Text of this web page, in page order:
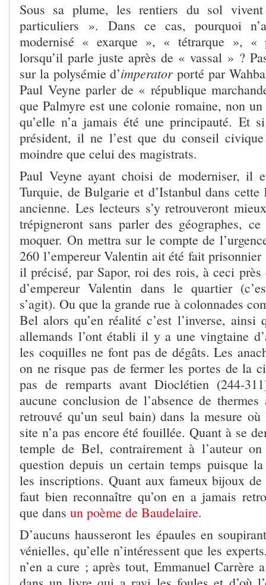
Sous sa plume, les rentiers du sol
particuliers ». Dans ce cas, pourquoi
modernisé « exarque », « tétrarque », «
lorsqu’il parle juste après de « vassal » ?
sur la polysémie d’imperator porté par
Paul Veyne parler de « république
que Palmyre est une colonie romaine, non
qu’elle n’a jamais été une principauté. Et
président, il ne l’est que du conseil
moindre que celui des magistrats.
Paul Veyne ayant choisi de moderniser, il
Turquie, de Bulgarie et d’Istanbul dans
ancienne. Les lecteurs s’y retrouveront
trépigneront sans parler des géographes,
moquer. On mettra sur le compte de
260 l’empereur Valentin ait été fait prisonnier
il précisé, par Sapor, roi des rois, à ceci près
d’empereur Valentin dans le quartier
s’agit). Ou que la grande rue à colonnades
Bel alors qu’en réalité c’est l’inverse, ainsi
allemands l’ont établi il y a une vingtaine
les coquilles ne font pas de dégâts. Les
on ne risque pas de fermer les portes de la
pas de remparts avant Dioclétien (244-
aucune conclusion de l’absence de
retrouvé qu’un seul bain) dans la mesure
site n’a pas encore été fouillée. Quant à se
temple de Bel, contrairement à l’auteur
question depuis un certain temps puisque
les inscriptions. Quant aux fameux bijoux
faut bien reconnaître qu’on en a jamais
que dans un poème de Baudelaire.
D’aucuns hausseront les épaules en
vénielles, qu’elle n’intéressent que les
n’en a cure ; après tout, Emmanuel Carrère